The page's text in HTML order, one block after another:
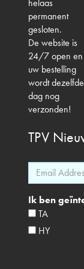
helaas
permanent
gesloten.
De website is
24/7 open en
uw bestelling
wordt dezelfde
dag nog
verzonden!
TPV
Ik ben
TA
HY